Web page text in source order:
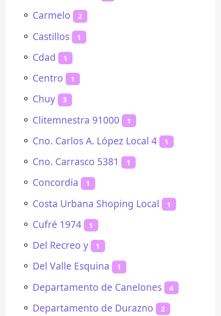
⚬ Carmelo 2
⚬ Castillos 1
⚬ Cdad 1
⚬ Centro 1
⚬ Chuy 3
⚬ Clitemnestra 91000 1
⚬ Cno. Carlos A. López Local 4 1
⚬ Cno. Carrasco 5381 1
⚬ Concordia 1
⚬ Costa Urbana Shoping Local 1
⚬ Cufré 1974 1
⚬ Del Recreo y 1
⚬ Del Valle Esquina 1
⚬ Departamento de Canelones 4
⚬ Departamento de Durazno 2